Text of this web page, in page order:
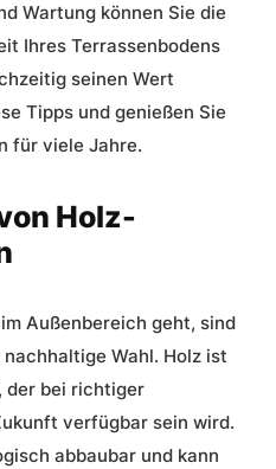
Wartung können Sie die
Ihres Terrassenbodens
seinen Wert
Tipps und genießen Sie
für viele Jahre.
Holz-
Außenbereich geht, sind
Wahl. Holz ist
der bei richtiger
verfügbar sein wird.
abbaubar und kann